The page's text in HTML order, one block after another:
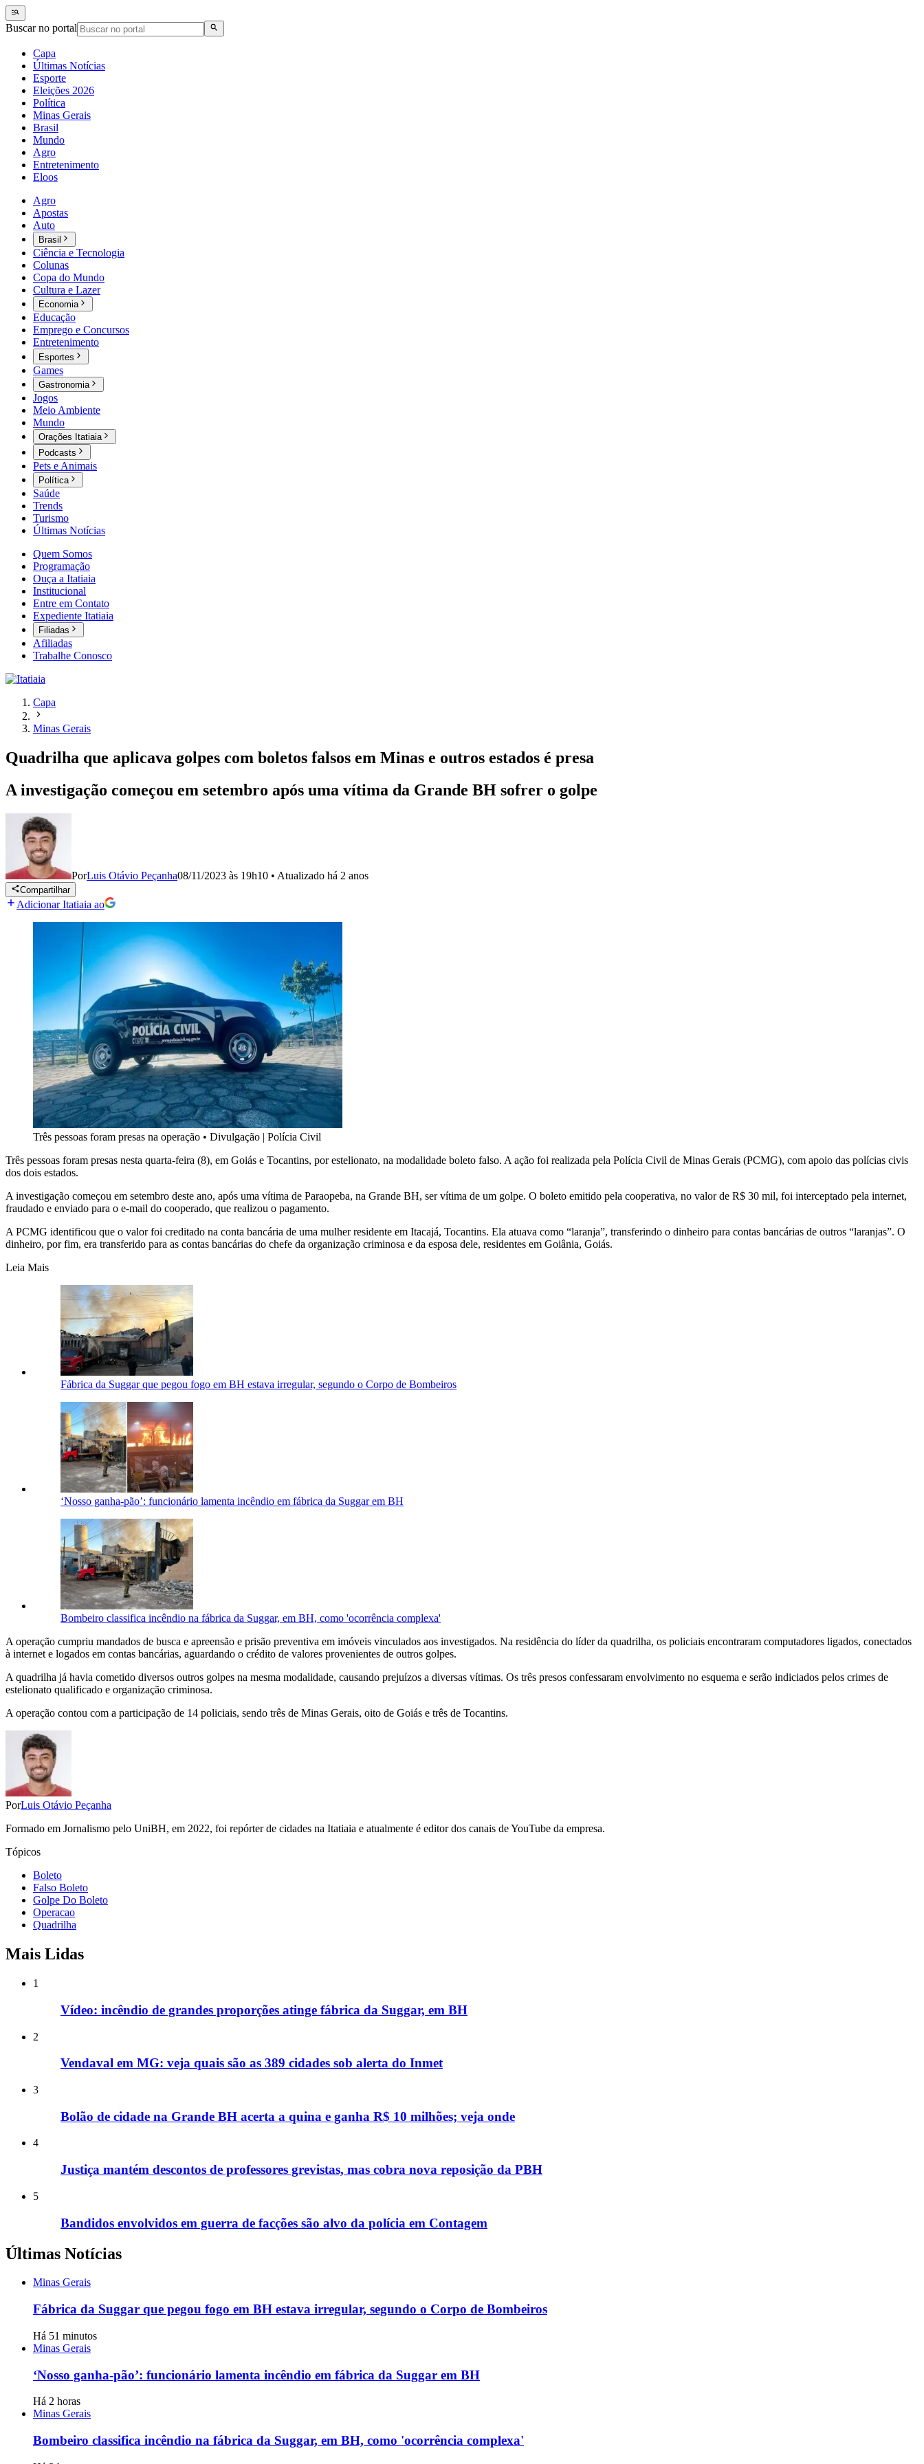
Buscar no portal
Capa
Últimas Notícias
Esporte
Eleições 2026
Política
Minas Gerais
Brasil
Mundo
Agro
Entretenimento
Eloos
Agro
Apostas
Auto
Brasil
Ciência e Tecnologia
Colunas
Copa do Mundo
Cultura e Lazer
Economia
Educação
Emprego e Concursos
Entretenimento
Esportes
Games
Gastronomia
Jogos
Meio Ambiente
Mundo
Orações Itatiaia
Podcasts
Pets e Animais
Política
Saúde
Trends
Turismo
Últimas Notícias
Quem Somos
Programação
Ouça a Itatiaia
Institucional
Entre em Contato
Expediente Itatiaia
Filiadas
Afiliadas
Trabalhe Conosco
Capa
Minas Gerais
Quadrilha que aplicava golpes com boletos falsos em Minas e outros estados é presa
A investigação começou em setembro após uma vítima da Grande BH sofrer o golpe
PorLuis Otávio Peçanha08/11/2023 às 19h10 • Atualizado há 2 anos
Compartilhar
Adicionar Itatiaia ao
Três pessoas foram presas na operação • Divulgação | Polícia Civil
Três pessoas foram presas nesta quarta-feira (8), em Goiás e Tocantins, por estelionato, na modalidade boleto falso. A ação foi realizada pela Polícia Civil de Minas Gerais (PCMG), com apoio das polícias civis
dos dois estados.
A investigação começou em setembro deste ano, após uma vítima de Paraopeba, na Grande BH, ser vítima de um golpe. O boleto emitido pela cooperativa, no valor de R$ 30 mil, foi interceptado pela internet,
fraudado e enviado para o e-mail do cooperado, que realizou o pagamento.
A PCMG identificou que o valor foi creditado na conta bancária de uma mulher residente em Itacajá, Tocantins. Ela atuava como “laranja”, transferindo o dinheiro para contas bancárias de outros “laranjas”. O
dinheiro, por fim, era transferido para as contas bancárias do chefe da organização criminosa e da esposa dele, residentes em Goiânia, Goiás.
Leia Mais
Fábrica da Suggar que pegou fogo em BH estava irregular, segundo o Corpo de Bombeiros
‘Nosso ganha-pão’: funcionário lamenta incêndio em fábrica da Suggar em BH
Bombeiro classifica incêndio na fábrica da Suggar, em BH, como 'ocorrência complexa'
A operação cumpriu mandados de busca e apreensão e prisão preventiva em imóveis vinculados aos investigados. Na residência do líder da quadrilha, os policiais encontraram computadores ligados, conectados
à internet e logados em contas bancárias, aguardando o crédito de valores provenientes de outros golpes.
A quadrilha já havia cometido diversos outros golpes na mesma modalidade, causando prejuízos a diversas vítimas. Os três presos confessaram envolvimento no esquema e serão indiciados pelos crimes de
estelionato qualificado e organização criminosa.
A operação contou com a participação de 14 policiais, sendo três de Minas Gerais, oito de Goiás e três de Tocantins.
PorLuis Otávio Peçanha
Formado em Jornalismo pelo UniBH, em 2022, foi repórter de cidades na Itatiaia e atualmente é editor dos canais de YouTube da empresa.
Tópicos
Boleto
Falso Boleto
Golpe Do Boleto
Operacao
Quadrilha
Mais Lidas
1
Vídeo: incêndio de grandes proporções atinge fábrica da Suggar, em BH
2
Vendaval em MG: veja quais são as 389 cidades sob alerta do Inmet
3
Bolão de cidade na Grande BH acerta a quina e ganha R$ 10 milhões; veja onde
4
Justiça mantém descontos de professores grevistas, mas cobra nova reposição da PBH
5
Bandidos envolvidos em guerra de facções são alvo da polícia em Contagem
Últimas Notícias
Minas Gerais
Fábrica da Suggar que pegou fogo em BH estava irregular, segundo o Corpo de Bombeiros
Há 51 minutos
Minas Gerais
‘Nosso ganha-pão’: funcionário lamenta incêndio em fábrica da Suggar em BH
Há 2 horas
Minas Gerais
Bombeiro classifica incêndio na fábrica da Suggar, em BH, como 'ocorrência complexa'